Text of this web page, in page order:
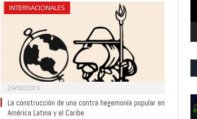
INTERNACIONALES
29/03/2013
La construcción de una contra hegemonía popular en
América Latina y el Caribe